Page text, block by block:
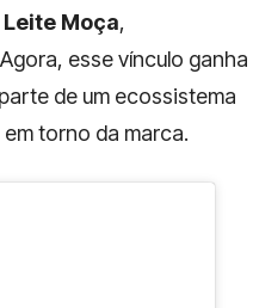
Leite Moça,
esse vínculo ganha
de um ecossistema
torno da marca.